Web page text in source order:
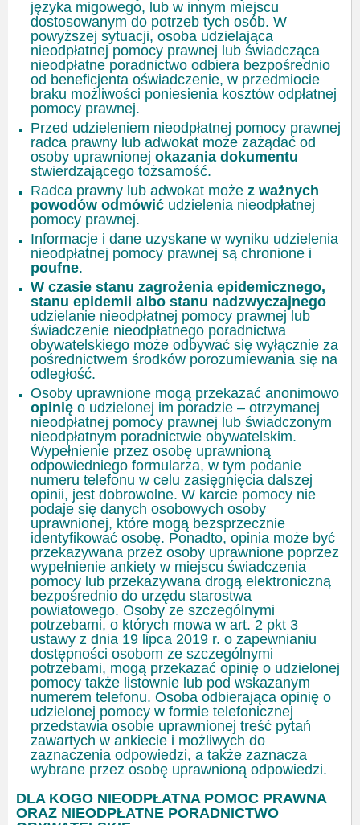
języka migowego, lub w innym miejscu
dostosowanym do potrzeb tych osób. W
powyższej sytuacji, osoba udzielająca
nieodpłatnej pomocy prawnej lub świadcząca
nieodpłatne poradnictwo odbiera bezpośrednio
od beneficjenta oświadczenie, w przedmiocie
braku możliwości poniesienia kosztów odpłatnej
pomocy prawnej.
Przed udzieleniem nieodpłatnej pomocy prawnej
radca prawny lub adwokat może zażądać od
osoby uprawnionej okazania dokumentu
stwierdzającego tożsamość.
Radca prawny lub adwokat może z ważnych
powodów odmówić udzielenia nieodpłatnej
pomocy prawnej.
Informacje i dane uzyskane w wyniku udzielenia
nieodpłatnej pomocy prawnej są chronione i
poufne.
W czasie stanu zagrożenia epidemicznego,
stanu epidemii albo stanu nadzwyczajnego
udzielanie nieodpłatnej pomocy prawnej lub
świadczenie nieodpłatnego poradnictwa
obywatelskiego może odbywać się wyłącznie za
pośrednictwem środków porozumiewania się na
odległość.
Osoby uprawnione mogą przekazać anonimowo
opinię o udzielonej im poradzie – otrzymanej
nieodpłatnej pomocy prawnej lub świadczonym
nieodpłatnym poradnictwie obywatelskim.
Wypełnienie przez osobę uprawnioną
odpowiedniego formularza, w tym podanie
numeru telefonu w celu zasięgnięcia dalszej
opinii, jest dobrowolne. W karcie pomocy nie
podaje się danych osobowych osoby
uprawnionej, które mogą bezsprzecznie
identyfikować osobę. Ponadto, opinia może być
przekazywana przez osoby uprawnione poprzez
wypełnienie ankiety w miejscu świadczenia
pomocy lub przekazywana drogą elektroniczną
bezpośrednio do urzędu starostwa
powiatowego. Osoby ze szczególnymi
potrzebami, o których mowa w art. 2 pkt 3
ustawy z dnia 19 lipca 2019 r. o zapewnianiu
dostępności osobom ze szczególnymi
potrzebami, mogą przekazać opinię o udzielonej
pomocy także listownie lub pod wskazanym
numerem telefonu. Osoba odbierająca opinię o
udzielonej pomocy w formie telefonicznej
przedstawia osobie uprawnionej treść pytań
zawartych w ankiecie i możliwych do
zaznaczenia odpowiedzi, a także zaznacza
wybrane przez osobę uprawnioną odpowiedzi.
DLA KOGO NIEODPŁATNA POMOC PRAWNA
ORAZ NIEODPŁATNE PORADNICTWO